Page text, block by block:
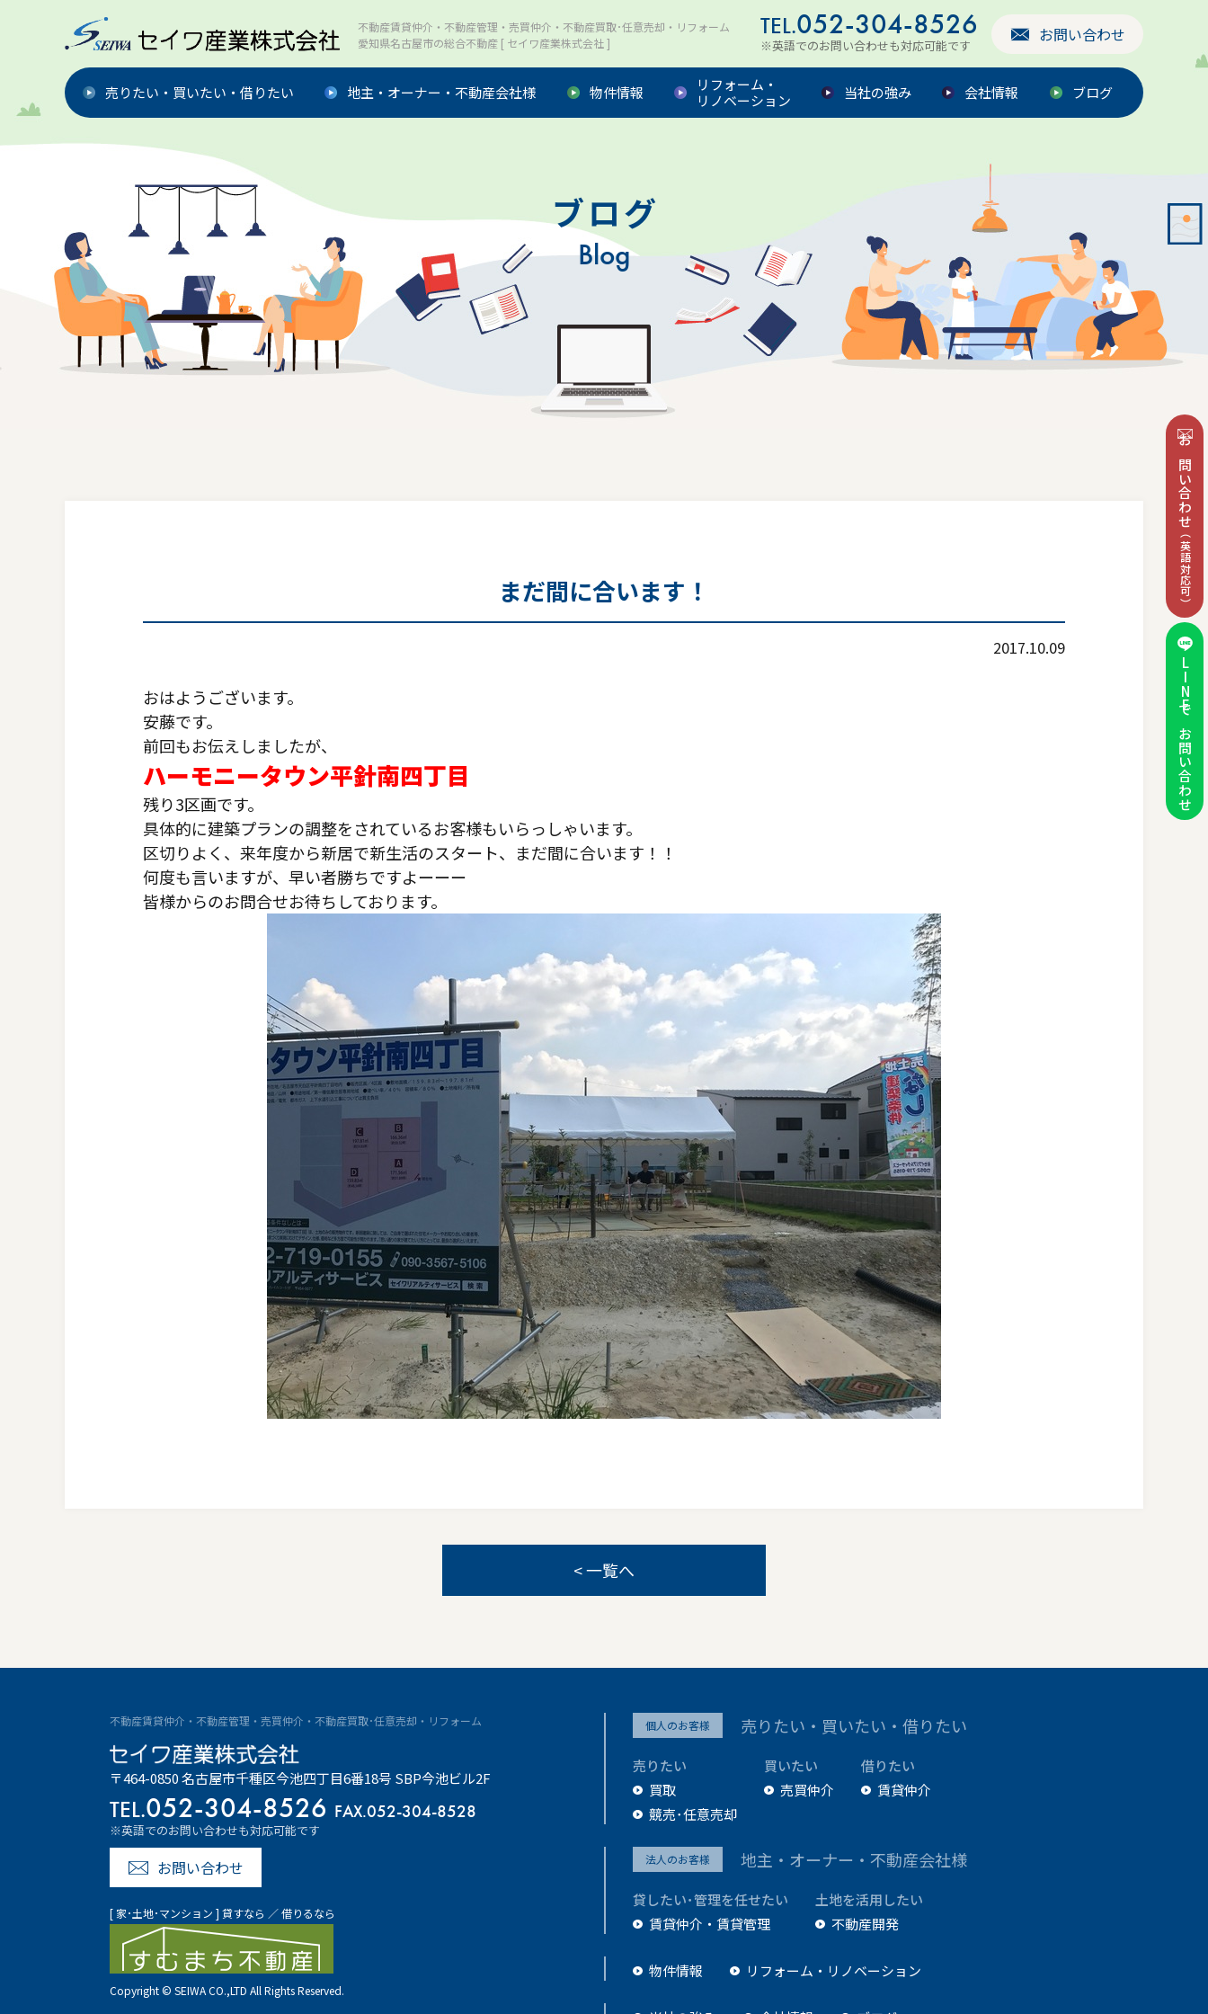
不動産賃貸仲介・不動産管理・売買仲介・不動産買取･任意売却・リフォーム
愛知県名古屋市の総合不動産 [ セイワ産業株式会社 ]
TEL.052-304-8526
※英語でのお問い合わせも対応可能です
お問い合わせ
売りたい・買いたい・借りたい 地主・オーナー・不動産会社様 物件情報
リフォーム・
リノベーション
当社の強み 会社情報 ブログ
ブログ
Blog
まだ間に合います！
2017.10.09
おはようございます。
安藤です。
前回もお伝えしましたが、
ハーモニータウン平針南四丁目
残り3区画です。
具体的に建築プランの調整をされているお客様もいらっしゃいます。
区切りよく、来年度から新居で新生活のスタート、まだ間に合います！！
何度も言いますが、早い者勝ちですよーーー
皆様からのお問合せお待ちしております。
< 一覧へ
不動産賃貸仲介・不動産管理・売買仲介・不動産買取･任意売却・リフォーム
〒464-0850 名古屋市千種区今池四丁目6番18号 SBP今池ビル2F
TEL.052-304-8526 FAX.052-304-8528
※英語でのお問い合わせも対応可能です
お問い合わせ
[ 家･土地･マンション ] 貸すなら ／ 借りるなら
Copyright © SEIWA CO.,LTD All Rights Reserved.
個人のお客様 売りたい・買いたい・借りたい
売りたい
買取
競売･任意売却
買いたい
売買仲介
借りたい
賃貸仲介
法人のお客様 地主・オーナー・不動産会社様
貸したい･管理を任せたい
賃貸仲介・賃貸管理
土地を活用したい
不動産開発
物件情報 リフォーム・リノベーション
お問い合わせ
（英語対応可）
LINEで
お問い合わせ